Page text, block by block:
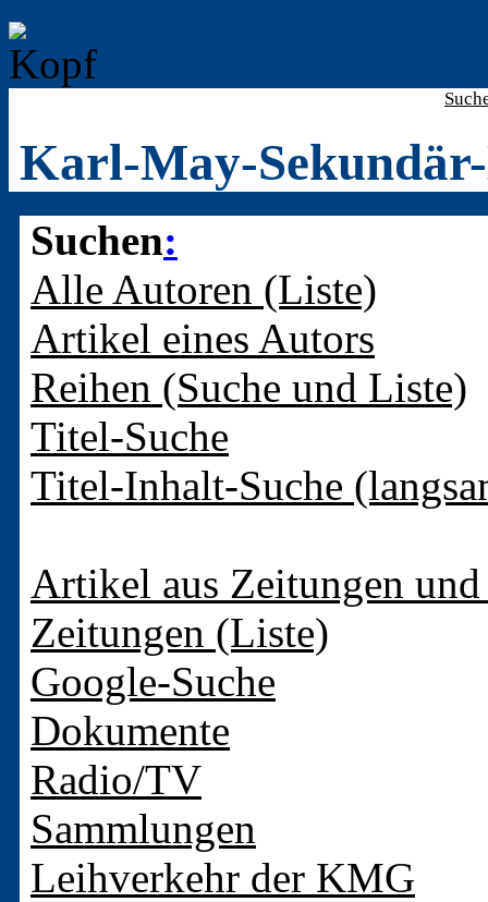
Karl-May-
Suchen:
Alle Autoren (Liste)
Artikel eines Autors
Reihen (Suche und Liste)
Titel-Suche
Titel-Inhalt-Suche
Artikel aus Zeitungen
Zeitungen (Liste)
Google-Suche
Dokumente
Radio/TV
Sammlungen
Leihverkehr der KMG